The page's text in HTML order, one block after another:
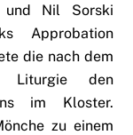
und Nil Sorski
Approbation
die nach dem
Liturgie den
im Kloster.
zu einem